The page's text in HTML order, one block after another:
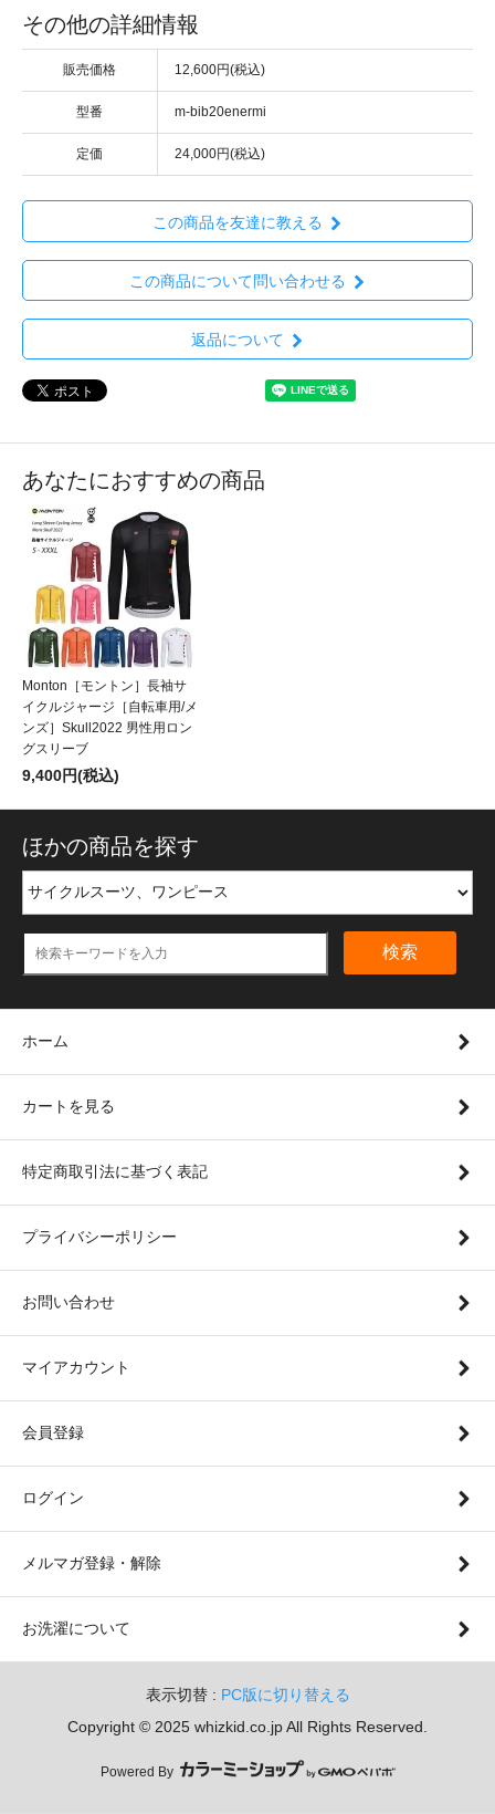
その他の詳細情報
販売価格 12,600円(税込)
型番 m-bib20enermi
定価 24,000円(税込)
この商品を友達に教える
この商品について問い合わせる
返品について
あなたにおすすめの商品
Monton［モントン］長袖サ
イクルジャージ［自転車用/メ
ンズ］Skull2022 男性用ロン
グスリーブ
9,400円(税込)
ほかの商品を探す
検索
ホーム
カートを見る
特定商取引法に基づく表記
プライバシーポリシー
お問い合わせ
マイアカウント
会員登録
ログイン
メルマガ登録・解除
お洗濯について
表示切替 : PC版に切り替える
Copyright © 2025 whizkid.co.jp All Rights Reserved.
Powered By